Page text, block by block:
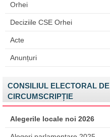
Orhei
Deciziile CSE Orhei
Acte
Anunțuri
CONSILIUL ELECTORAL DE
CIRCUMSCRIPȚIE
Alegerile locale noi 2026